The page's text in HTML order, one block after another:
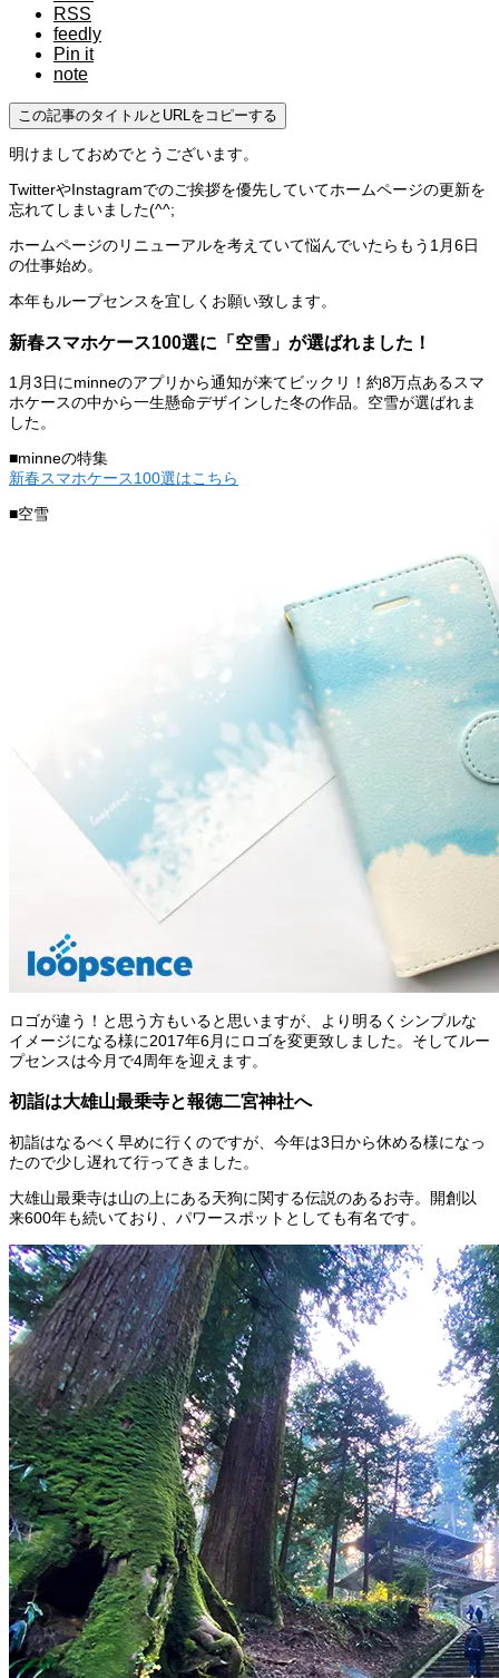
RSS
feedly
Pin it
note
この記事のタイトルとURLをコピーする
明けましておめでとうございます。
TwitterやInstagramでのご挨拶を優先していてホームページの更新を
忘れてしまいました(^^;
ホームページのリニューアルを考えていて悩んでいたらもう1月6日
の仕事始め。
本年もループセンスを宜しくお願い致します。
新春スマホケース100選に「空雪」が選ばれました！
1月3日にminneのアプリから通知が来てビックリ！約8万点あるスマ
ホケースの中から一生懸命デザインした冬の作品。空雪が選ばれま
した。
■minneの特集
新春スマホケース100選はこちら
■空雪
ロゴが違う！と思う方もいると思いますが、より明るくシンプルな
イメージになる様に2017年6月にロゴを変更致しました。そしてルー
プセンスは今月で4周年を迎えます。
初詣は大雄山最乗寺と報徳二宮神社へ
初詣はなるべく早めに行くのですが、今年は3日から休める様になっ
たので少し遅れて行ってきました。
大雄山最乗寺は山の上にある天狗に関する伝説のあるお寺。開創以
来600年も続いており、パワースポットとしても有名です。